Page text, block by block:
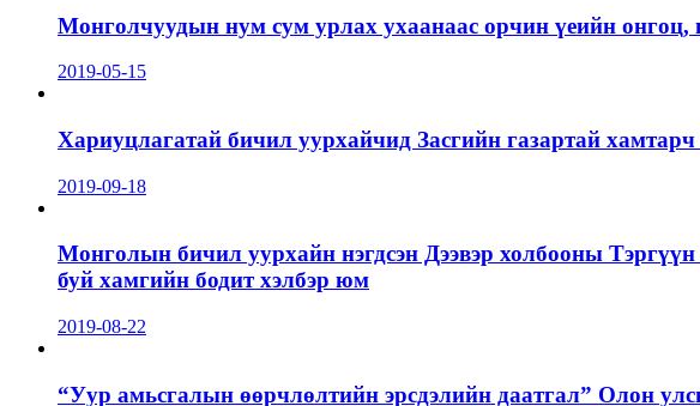
Монголчуудын нум сум урлах ухаанаас орчин үеийн онгоц,
2019-05-15
Хариуцлагатай бичил уурхайчид Засгийн газартай
2019-09-18
Монголын бичил уурхайн нэгдсэн Дээвэр холбооны
буй хамгийн бодит хэлбэр юм
2019-08-22
“Уур амьсгалын өөрчлөлтийн эрсдэлийн даатгал” Олон